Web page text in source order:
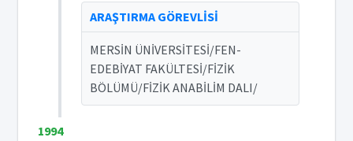
ARAŞTIRMA GÖREVLİSİ
MERSİN ÜNİVERSİTESİ/FEN-
EDEBİYAT FAKÜLTESİ/FİZİK
BÖLÜMÜ/FİZİK ANABİLİM DALI/
1994